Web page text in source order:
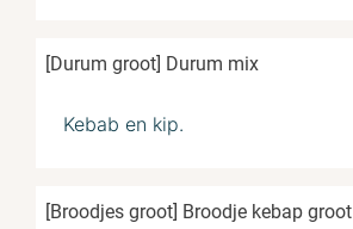
[Durum groot] Durum mix
Kebab en kip.
[Broodjes groot] Broodje kebap groot